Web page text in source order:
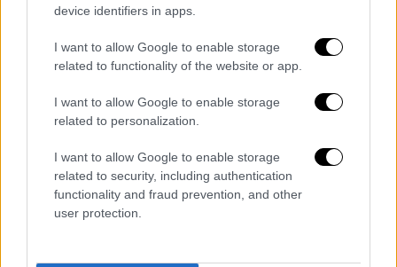
device identifiers in apps.
I want to allow Google to enable storage
related to functionality of the website or app.
I want to allow Google to enable storage
related to personalization.
I want to allow Google to enable storage
related to security, including authentication
functionality and fraud prevention, and other
user protection.
αξιωματούχος. «Υποχώρησαν κατά κάποιο
τρόπο σε αυτό το θέμα για να αποφύγουν μια
χρεοκοπία, και αυτό είναι καλό πράγμα».
Το υπουργείο οικονομικών της Ρωσίας
ανακοίνωσε ότι διοχέτευσε τα απαιτούμενα
Λονδίνο, ενός από τους λεγόμενους φορείς
πληρωμής των ομολόγων των οποίων η
δουλειά είναι να τα εκταμιεύουν στους